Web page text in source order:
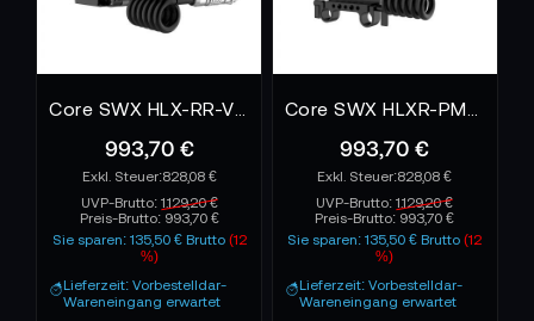
993,70 €
828,08 €
UVP-Brutto: 1.129,20 €
Preis-Brutto: 993,70 €
Sie sparen: 135,50 € Brutto (12
%)
Lieferzeit: Vorbestelldar-
Wareneingang erwartet
993,70 €
828,08 €
UVP-Brutto:1.129,20 €
Preis-Brutto: 993,70 €
Sie sparen: 135,50 € Brutto(12
%)
Lieferzeit: Vorbestelldar-
Wareneingang erwartet